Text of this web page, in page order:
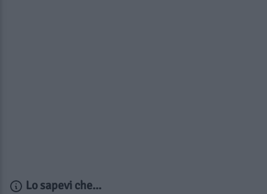
Lo sapevi che...